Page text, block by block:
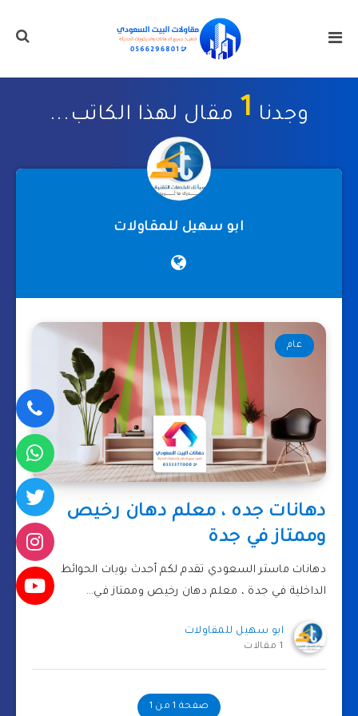
وجدنا 1 مقال لهذا الكاتب...
ابو سهيل للمقاولات
عام
دهانات جده ، معلم دهان رخيص
وممتاز في جدة
دهانات ماستر السعودي تقدم لكم أحدث بويات الحوائط
الداخلية في جدة ، معلم دهان رخيص وممتاز في…
ابو سهيل للمقاولات
1 مقالات
صفحة 1 من 1